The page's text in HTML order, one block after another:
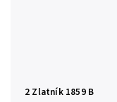
2 Zlatník 1859 B